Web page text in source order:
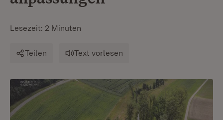
Lesezeit: 2 Minuten
Teilen Text vorlesen